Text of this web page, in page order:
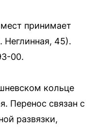
принимает
Неглинная, 45).
00.
кольце
Перенос связан с
развязки,